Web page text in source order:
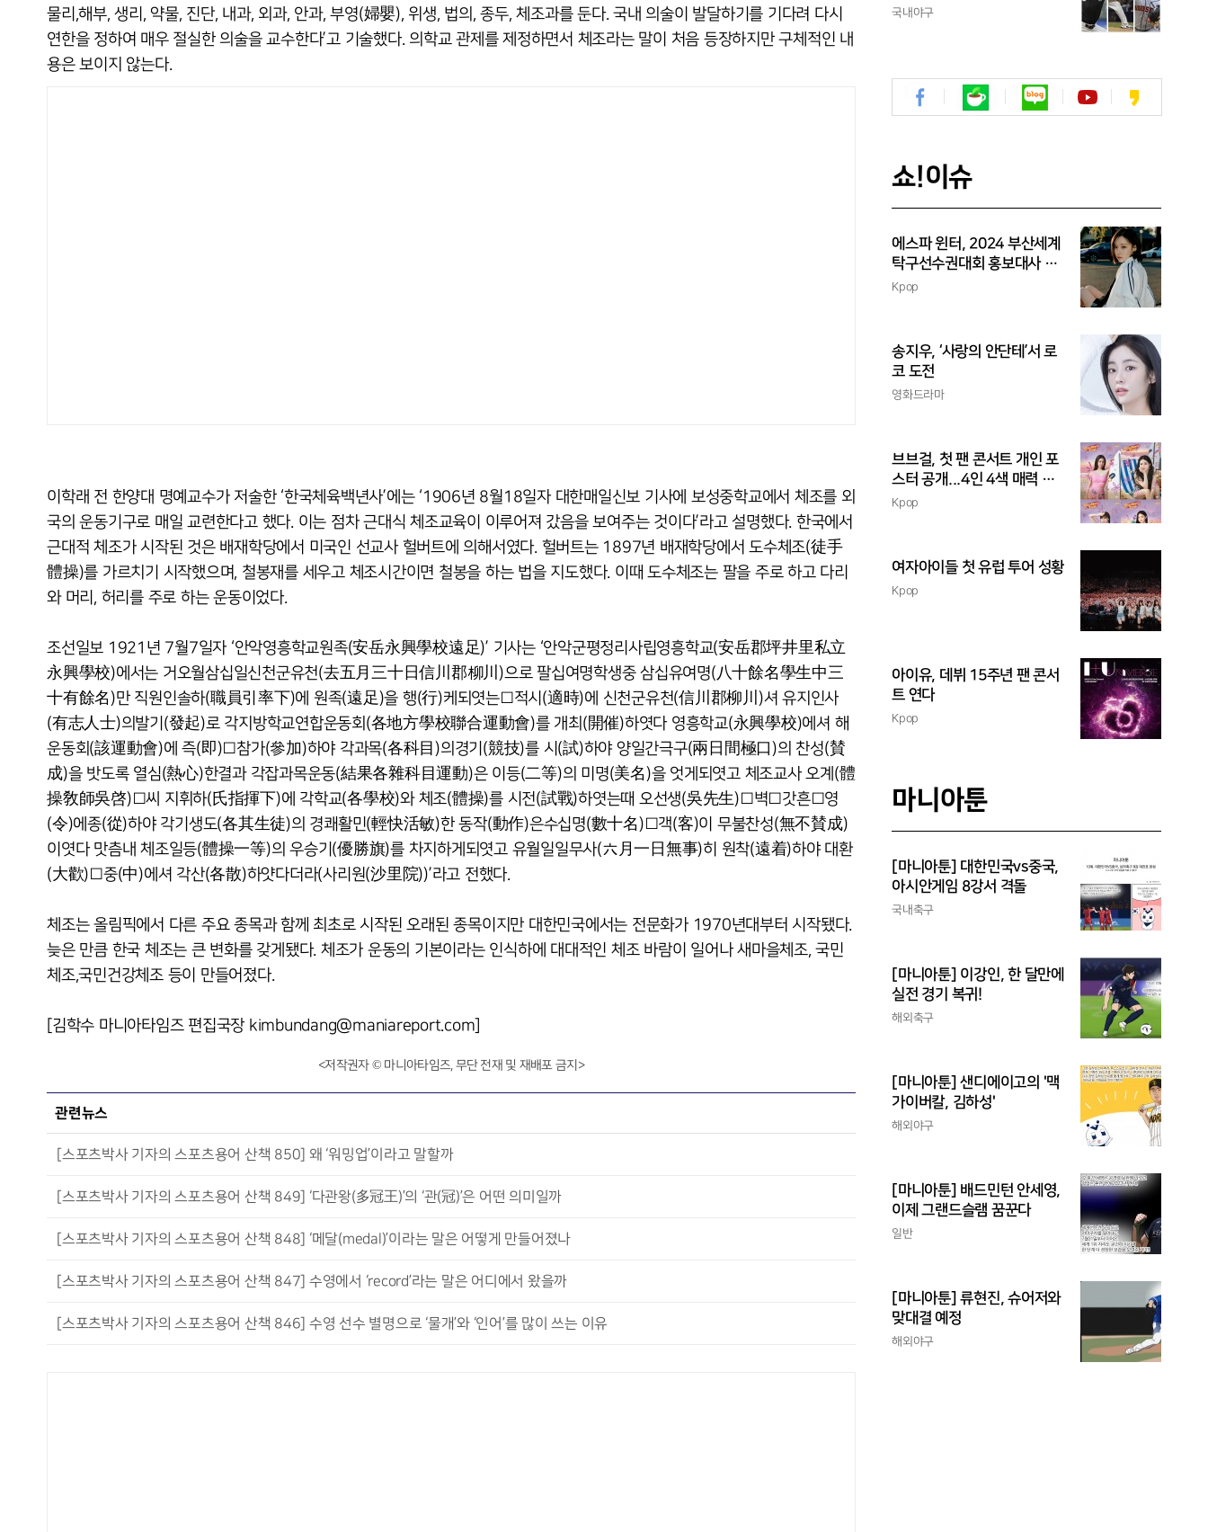
물리,해부, 생리, 약물, 진단, 내과, 외과, 안과, 부영(婦嬰), 위생, 법의, 종두, 체조과를 둔다. 국내 의술이 발달하기를 기다려 다시
연한을 정하여 매우 절실한 의술을 교수한다’고 기술했다. 의학교 관제를 제정하면서 체조라는 말이 처음 등장하지만 구체적인 내
용은 보이지 않는다.
이학래 전 한양대 명예교수가 저술한 ‘한국체육백년사’에는 ‘1906년 8월18일자 대한매일신보 기사에 보성중학교에서 체조를 외
국의 운동기구로 매일 교련한다고 했다. 이는 점차 근대식 체조교육이 이루어져 갔음을 보여주는 것이다’라고 설명했다. 한국에서
근대적 체조가 시작된 것은 배재학당에서 미국인 선교사 헐버트에 의해서였다. 헐버트는 1897년 배재학당에서 도수체조(徒手
體操)를 가르치기 시작했으며, 철봉재를 세우고 체조시간이면 철봉을 하는 법을 지도했다. 이때 도수체조는 팔을 주로 하고 다리
와 머리, 허리를 주로 하는 운동이었다.
조선일보 1921년 7월7일자 ‘안악영흥학교원족(安岳永興學校遠足)’ 기사는 ‘안악군평정리사립영흥학교(安岳郡坪井里私立
永興學校)에서는 거오월삼십일신천군유천(去五月三十日信川郡柳川)으로 팔십여명학생중 삼십유여명(八十餘名學生中三
十有餘名)만 직원인솔하(職員引率下)에 원족(遠足)을 행(行)케되엿는□적시(適時)에 신천군유천(信川郡柳川)셔 유지인사
(有志人士)의발기(發起)로 각지방학교연합운동회(各地方學校聯合運動會)를 개최(開催)하엿다 영흥학교(永興學校)에셔 해
운동회(該運動會)에 즉(即)□참가(參加)하야 각과목(各科目)의경기(競技)를 시(試)하야 양일간극구(兩日間極口)의 찬성(賛
成)을 밧도록 열심(熱心)한결과 각잡과목운동(結果各雜科目運動)은 이등(二等)의 미명(美名)을 엇게되엿고 체조교사 오계(體
操敎師吳啓)□씨 지휘하(氏指揮下)에 각학교(各學校)와 체조(體操)를 시전(試戰)하엿는때 오선생(吳先生)□벽□갓흔□영
(令)에종(從)하야 각기생도(各其生徒)의 경쾌활민(輕快活敏)한 동작(動作)은수십명(數十名)□객(客)이 무불찬성(無不賛成)
이엿다 맛츰내 체조일등(體操一等)의 우승기(優勝旗)를 차지하게되엿고 유월일일무사(六月一日無事)히 원착(遠着)하야 대환
(大歡)□중(中)에셔 각산(各散)하얏다더라(사리원(沙里院))’라고 전했다.
체조는 올림픽에서 다른 주요 종목과 함께 최초로 시작된 오래된 종목이지만 대한민국에서는 전문화가 1970년대부터 시작됐다.
늦은 만큼 한국 체조는 큰 변화를 갖게됐다. 체조가 운동의 기본이라는 인식하에 대대적인 체조 바람이 일어나 새마을체조, 국민
체조,국민건강체조 등이 만들어졌다.
[김학수 마니아타임즈 편집국장 kimbundang@maniareport.com]
<저작권자 © 마니아타임즈, 무단 전재 및 재배포 금지>
관련뉴스
[스포츠박사 기자의 스포츠용어 산책 850] 왜 ‘워밍업’이라고 말할까
[스포츠박사 기자의 스포츠용어 산책 849] ‘다관왕(多冠王)’의 ‘관(冠)’은 어떤 의미일까
[스포츠박사 기자의 스포츠용어 산책 848] ‘메달(medal)’이라는 말은 어떻게 만들어졌나
[스포츠박사 기자의 스포츠용어 산책 847] 수영에서 ‘record’라는 말은 어디에서 왔을까
[스포츠박사 기자의 스포츠용어 산책 846] 수영 선수 별명으로 ‘물개’와 ‘인어’를 많이 쓰는 이유
도 한화 복귀 알 수 없어
국내야구
쇼!이슈
에스파 윈터, 2024 부산세계
탁구선수권대회 홍보대사 위
촉
Kpop
송지우, ‘사랑의 안단테’서 로
코 도전
영화드라마
브브걸, 첫 팬 콘서트 개인 포
스터 공개...4인 4색 매력 발
산
Kpop
여자아이들 첫 유럽 투어 성황
Kpop
아이유, 데뷔 15주년 팬 콘서
트 연다
Kpop
마니아툰
[마니아툰] 대한민국vs중국,
아시안게임 8강서 격돌
국내축구
[마니아툰] 이강인, 한 달만에
실전 경기 복귀!
해외축구
[마니아툰] 샌디에이고의 '맥
가이버칼, 김하성'
해외야구
[마니아툰] 배드민턴 안세영,
이제 그랜드슬램 꿈꾼다
일반
[마니아툰] 류현진, 슈어저와
맞대결 예정
해외야구